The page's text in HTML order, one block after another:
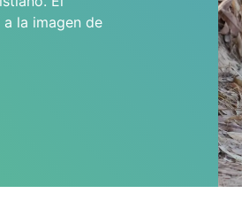
la imagen de